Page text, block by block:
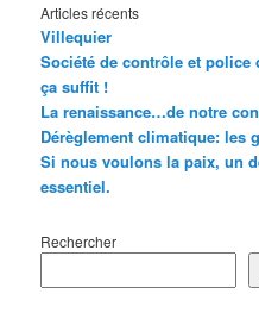
Articles récents
Villequier
Société de contrôle et
ça suffit !
La renaissance…de notre
Dérèglement climatique: les
Si nous voulons la paix, un
essentiel.
Rechercher